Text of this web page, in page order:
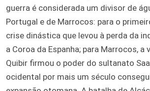
guerra é considerada um divisor de
Portugal e de Marrocos: para o
crise dinástica que levou à perda da
a Coroa da Espanha; para Marrocos, a
Quibir firmou o poder do sultanato
ocidental por mais um século